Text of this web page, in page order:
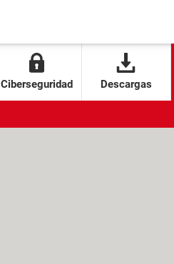
Ciberseguridad Descargas